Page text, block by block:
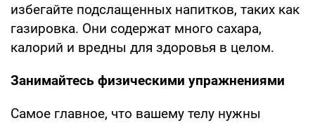
избегайте подслащенных напитков, таких как
газировка. Они содержат много сахара,
калорий и вредны для здоровья в целом.
Занимайтесь физическими упражнениями
Самое главное, что вашему телу нужны